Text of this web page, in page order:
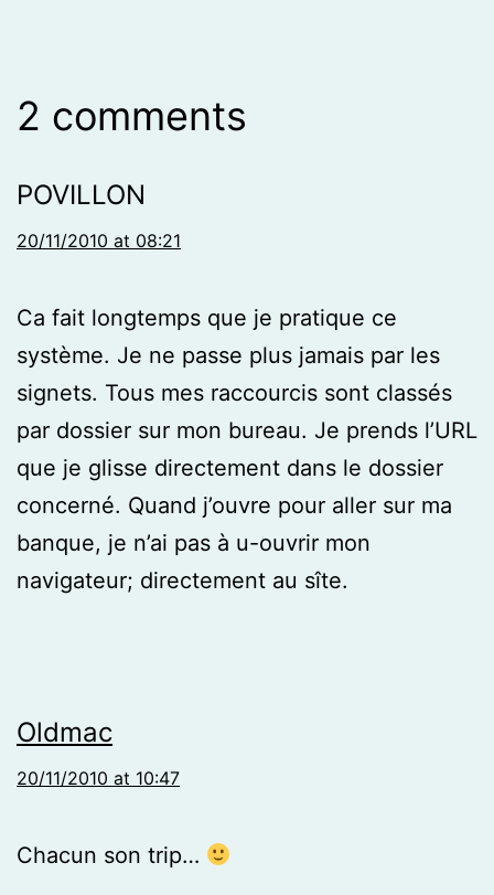
2 comments
POVILLON
20/11/2010 at 08:21
Ca fait longtemps que je pratique ce
système. Je ne passe plus jamais par les
signets. Tous mes raccourcis sont classés
par dossier sur mon bureau. Je prends l’URL
que je glisse directement dans le dossier
concerné. Quand j’ouvre pour aller sur ma
banque, je n’ai pas à u-ouvrir mon
navigateur; directement au sîte.
Oldmac
20/11/2010 at 10:47
Chacun son trip…